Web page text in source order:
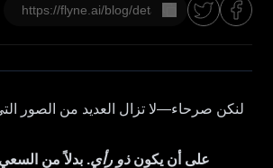
نسخ
لنكن صرحاء—لا تزال العديد من الصور
، يجرؤ Flux 1 Krea [dev] على أن يكونذو رأي. بدلاً من السعي